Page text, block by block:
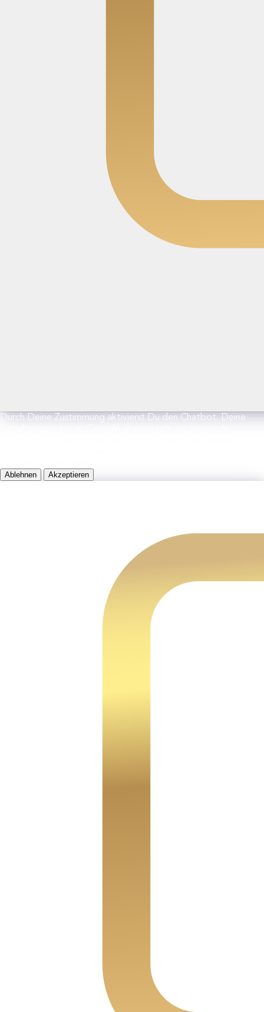
Durch Deine Zustimmung aktivierst Du den Chatbot. Deine
Ablehnen Akzeptieren